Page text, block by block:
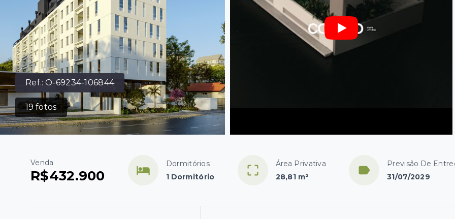
Ref.:O-69234-106844
19 fotos
Venda
R$432.900
Dormitórios
1 Dormitório
Área Privativa
28,81 m²
Previsão De
31/07/2029